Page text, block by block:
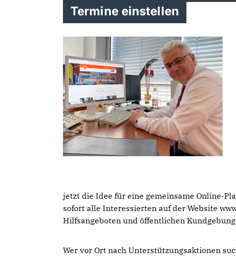
Termine einstellen
jetzt die Idee für eine gemeinsame Online-
sofort alle Interessierten auf der Website
Hilfsangeboten und öffentlichen
Wer vor Ort nach Unterstützungsaktionen